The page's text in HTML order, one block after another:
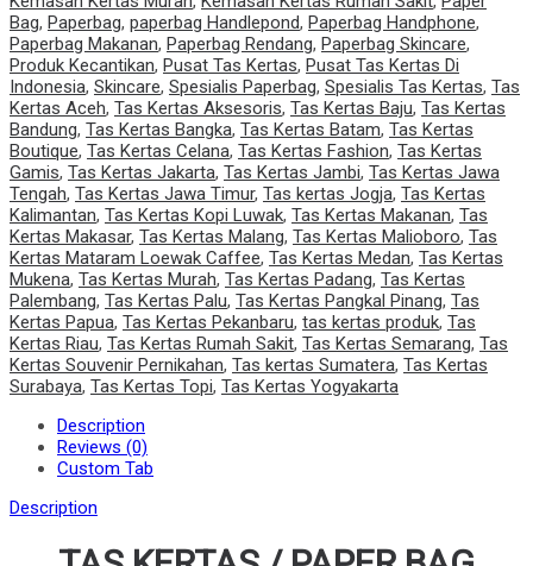
Bag, Paperbag, paperbag Handlepond, Paperbag Handphone,
Paperbag Makanan, Paperbag Rendang, Paperbag Skincare,
Produk Kecantikan, Pusat Tas Kertas, Pusat Tas Kertas Di
Indonesia, Skincare, Spesialis Paperbag, Spesialis Tas Kertas, Tas
Kertas Aceh, Tas Kertas Aksesoris, Tas Kertas Baju, Tas Kertas
Bandung, Tas Kertas Bangka, Tas Kertas Batam, Tas Kertas
Boutique, Tas Kertas Celana, Tas Kertas Fashion, Tas Kertas
Gamis, Tas Kertas Jakarta, Tas Kertas Jambi, Tas Kertas Jawa
Tengah, Tas Kertas Jawa Timur, Tas kertas Jogja, Tas Kertas
Kalimantan, Tas Kertas Kopi Luwak, Tas Kertas Makanan, Tas
Kertas Makasar, Tas Kertas Malang, Tas Kertas Malioboro, Tas
Kertas Mataram Loewak Caffee, Tas Kertas Medan, Tas Kertas
Mukena, Tas Kertas Murah, Tas Kertas Padang, Tas Kertas
Palembang, Tas Kertas Palu, Tas Kertas Pangkal Pinang, Tas
Kertas Papua, Tas Kertas Pekanbaru, tas kertas produk, Tas
Kertas Riau, Tas Kertas Rumah Sakit, Tas Kertas Semarang, Tas
Kertas Souvenir Pernikahan, Tas kertas Sumatera, Tas Kertas
Surabaya, Tas Kertas Topi, Tas Kertas Yogyakarta
Description
Reviews (0)
Custom Tab
Description